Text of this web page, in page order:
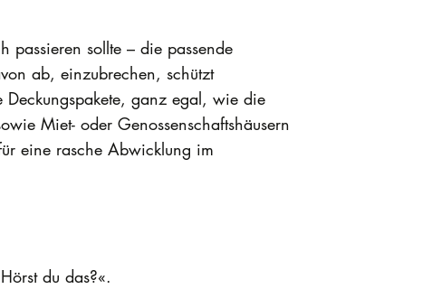
passieren sollte – die passende
ab, einzubrechen, schützt
ganz egal, wie die
Miet- oder Genossenschaftshäusern
eine rasche Abwicklung im
du das?«.